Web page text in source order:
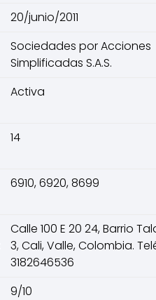
20/junio/2011
Sociedades por Acciones
Simplificadas S.A.S.
Activa
14
6910, 6920, 8699
Calle 100 E 20 24, Barrio
3, Cali, Valle, Colombia.
3182646536
9/10